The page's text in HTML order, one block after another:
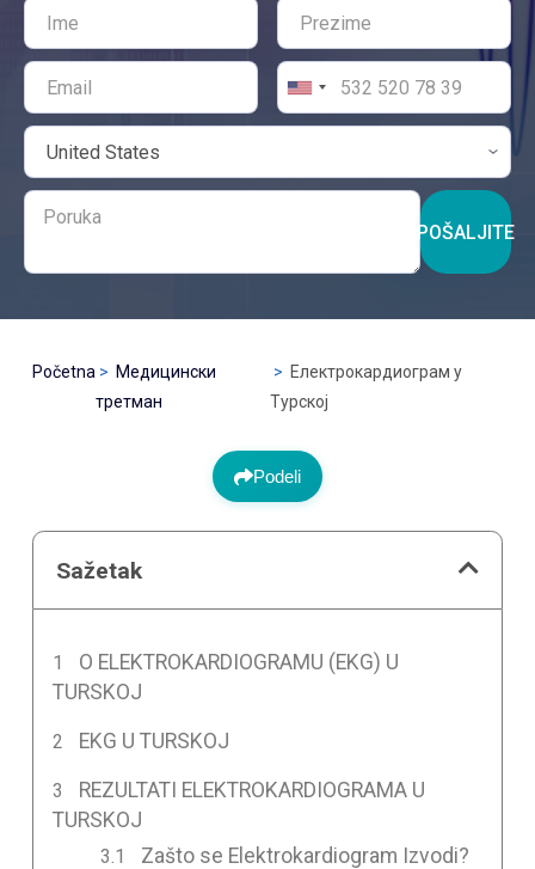
POŠALJITE
Početna
Медицински
третман
Електрокардиограм у
Турској
Podeli
Sažetak
O ELEKTROKARDIOGRAMU (EKG) U
TURSKOJ
EKG U TURSKOJ
REZULTATI ELEKTROKARDIOGRAMA U
TURSKOJ
Zašto se Elektrokardiogram Izvodi?